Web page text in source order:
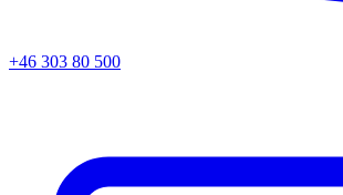
+46 303 80 500